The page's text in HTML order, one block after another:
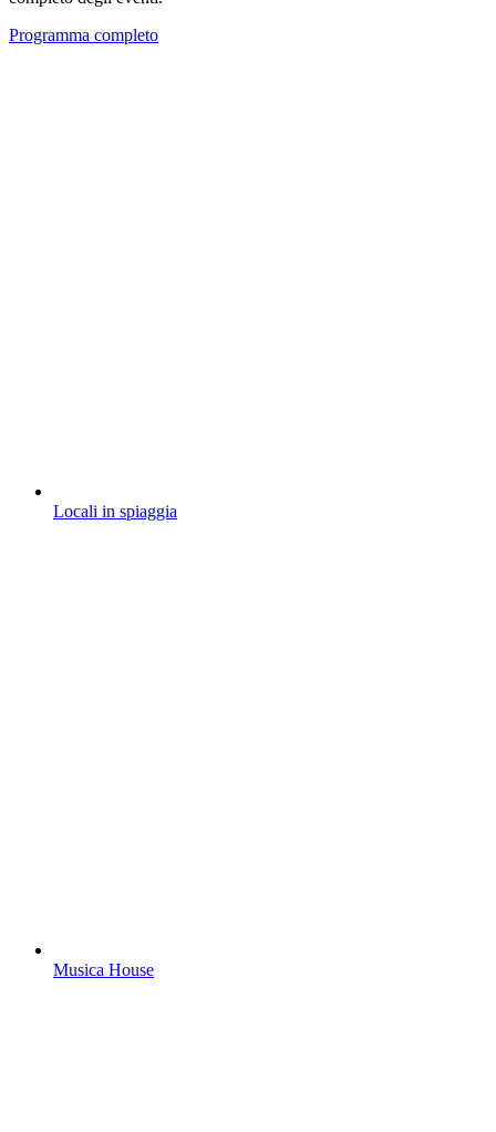
Programma completo
Locali in spiaggia
Musica House